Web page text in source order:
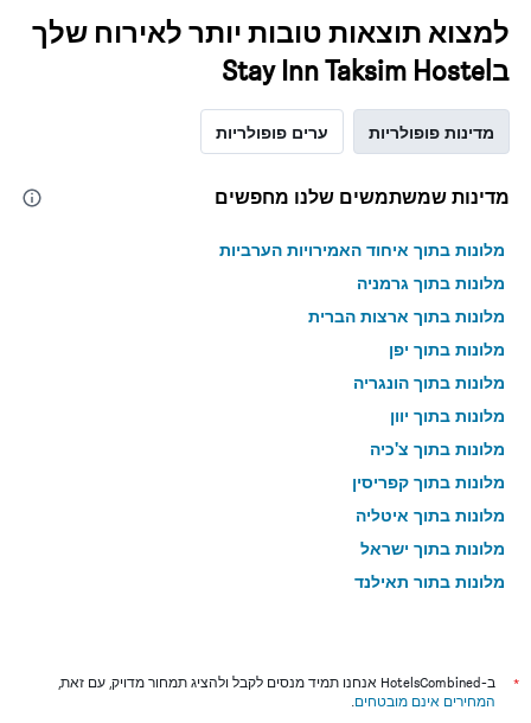
למצוא תוצאות טובות יותר לאירוח שלך
בStay Inn Taksim Hostel
מדינות פופולריות ערים פופולריות
מדינות שמשתמשים שלנו מחפשים
מלונות בתוך איחוד האמירויות הערביות
מלונות בתוך גרמניה
מלונות בתוך ארצות הברית
מלונות בתוך יפן
מלונות בתוך הונגריה
מלונות בתוך יוון
מלונות בתוך צ'כיה
מלונות בתוך קפריסין
מלונות בתוך איטליה
מלונות בתוך ישראל
מלונות בתוך תאילנד
*
ב-HotelsCombined אנחנו תמיד מנסים לקבל ולהציג תמחור מדויק, עם זאת,
המחירים אינם מובטחים.